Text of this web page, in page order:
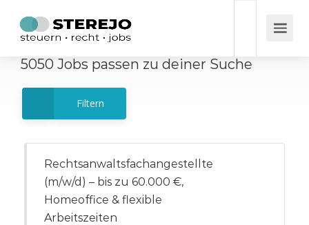
5050 Jobs passen zu deiner Suche
Filtern
Rechtsanwaltsfachangestellte
(m/w/d) – bis zu 60.000 €,
Homeoffice & flexible
Arbeitszeiten